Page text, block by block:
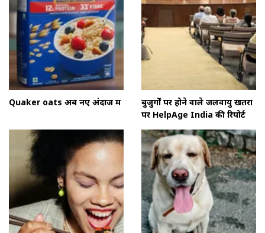
Quaker oats अब नए अंदाज में
बुजुर्गों पर होने वाले जलवायु खतरों
पर HelpAge India की रिपोर्ट